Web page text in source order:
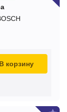
В корзину